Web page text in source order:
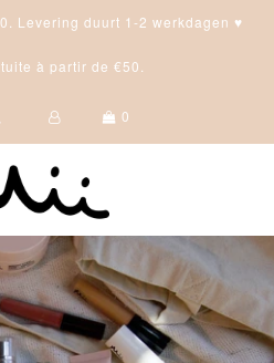
Levering duurt 1-2 werkdagen ♥
à partir de €50.
0